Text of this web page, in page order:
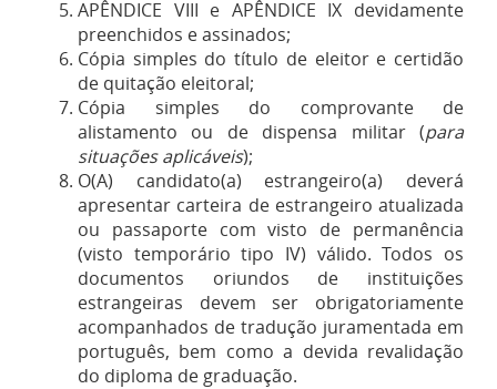
APÊNDICE VIII e APÊNDICE IX devidamente
preenchidos e assinados;
Cópia simples do título de eleitor e certidão
de quitação eleitoral;
Cópia simples do comprovante de
alistamento ou de dispensa militar (para
situações aplicáveis);
O(A) candidato(a) estrangeiro(a) deverá
apresentar carteira de estrangeiro atualizada
ou passaporte com visto de permanência
(visto temporário tipo IV) válido. Todos os
documentos oriundos de instituições
estrangeiras devem ser obrigatoriamente
acompanhados de tradução juramentada em
português, bem como a devida revalidação
do diploma de graduação.